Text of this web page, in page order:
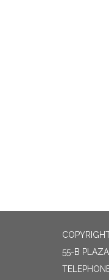
55-B